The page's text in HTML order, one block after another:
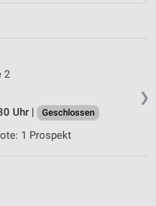
❯
2
Uhr |
Geschlossen
1 Prospekt